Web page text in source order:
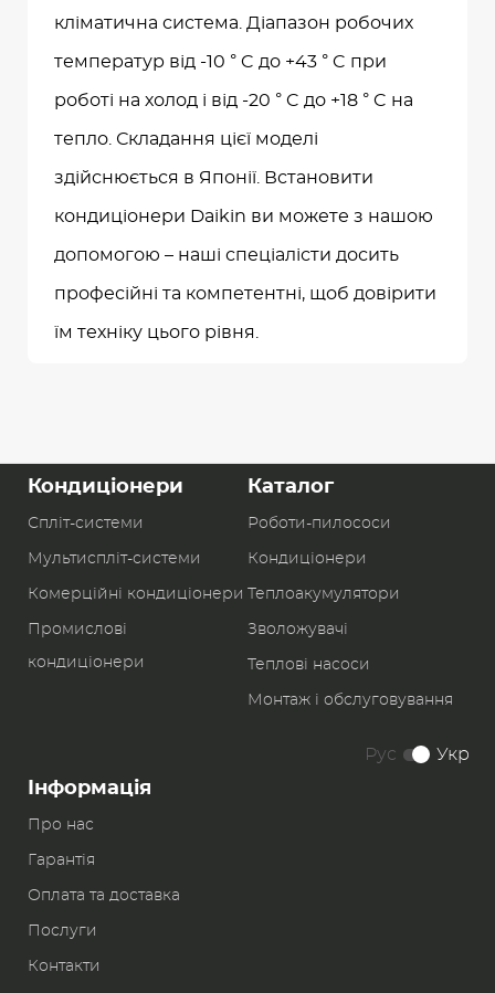
кліматична система. Діапазон робочих
температур від -10 ° C до +43 ° C при
роботі на холод і від -20 ° C до +18 ° C на
тепло. Складання цієї моделі
здійснюється в Японії. Встановити
кондиціонери Daikin ви можете з нашою
допомогою – наші спеціалісти досить
професійні та компетентні, щоб довірити
їм техніку цього рівня.
Кондиціонери
Спліт-системи
Мультиспліт-системи
Комерційні кондиціонери
Промислові
кондиціонери
Каталог
Роботи-пилоcоси
Кондиціонери
Теплоакумулятори
Зволожувачі
Теплові насоси
Монтаж і обслуговування
Інформація
Про нас
Гарантія
Оплата та доставка
Послуги
Контакти
Рус Укр